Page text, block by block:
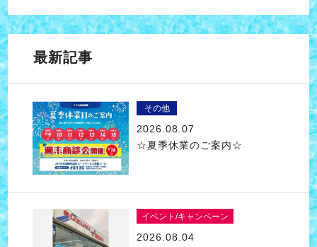
最新記事
その他
2026.08.07
☆夏季休業のご案内☆
イベント/キャンペーン
2026.08.04